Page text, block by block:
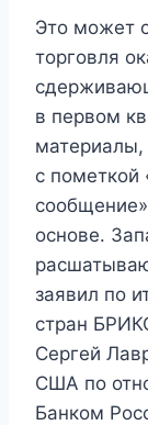
Это может
торговля
в первом
с пометкой
основе.
заявил по
стран
Сергей
США по
Банком